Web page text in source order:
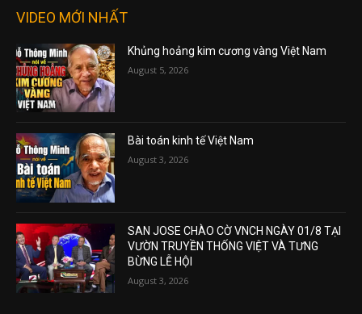
VIDEO MỚI NHẤT
Khủng hoảng kim cương vàng Việt Nam
August 5, 2026
Bài toán kinh tế Việt Nam
August 3, 2026
SAN JOSE CHÀO CỜ VNCH NGÀY 01/8 TẠI
VƯỜN TRUYỀN THỐNG VIỆT VÀ TƯNG
BỪNG LỄ HỘI
August 3, 2026